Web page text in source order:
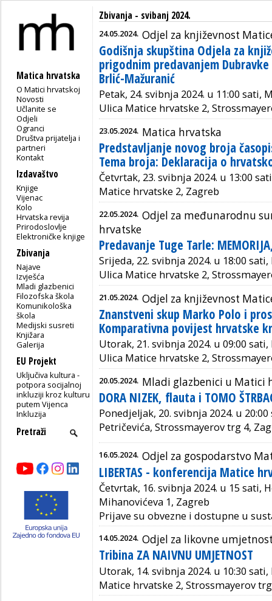
Matica hrvatska
O Matici hrvatskoj
Novosti
Učlanite se
Odjeli
Ogranci
Društva prijatelja i
partneri
Kontakt
Izdavaštvo
Knjige
Vijenac
Kolo
Hrvatska revija
Prirodoslovlje
Elektroničke knjige
Zbivanja
Najave
Izvješća
Mladi glazbenici
Filozofska škola
Komunikološka
škola
Medijski susreti
Knjižara
Galerija
EU Projekt
Uključiva kultura -
potpora socijalnoj
inkluziji kroz kulturu
putem Vijenca
Inkluzija
Zbivanja - svibanj 2024.
24.05.2024. Odjel za književnost
Godišnja skupština Odjela za
prigodnim predavanjem
Brlić-Mažuranić
Petak, 24. svibnja 2024. u 11:00 sati,
Ulica Matice hrvatske 2,
23.05.2024. Matica hrvatska
Predstavljanje novog broja
Tema broja: Deklaracija o
Četvrtak, 23. svibnja 2024. u 13:00
Matice hrvatske 2, Zagreb
22.05.2024. Odjel za međunarodnu
hrvatske
Predavanje Tuge Tarle:
Srijeda, 22. svibnja 2024. u 18:00
Ulica Matice hrvatske 2,
21.05.2024. Odjel za književnost
Znanstveni skup Marko Polo i
Komparativna povijest hrvatske
Utorak, 21. svibnja 2024. u 09:00
Ulica Matice hrvatske 2,
20.05.2024. Mladi glazbenici u Matici
DORA NIZEK, flauta i TOMO
Ponedjeljak, 20. svibnja 2024. u
Petričevića, Strossmayerov trg 4,
16.05.2024. Odjel za gospodarstvo
LIBERTAS - konferencija Matice
Četvrtak, 16. svibnja 2024. u 15 sati,
Mihanovićeva 1, Zagreb
Prijave su obvezne i dostupne u
14.05.2024. Odjel za likovne
Tribina ZA NAIVNU UMJETNOST
Utorak, 14. svibnja 2024. u 10:30
Matice hrvatske 2, Strossmayerov